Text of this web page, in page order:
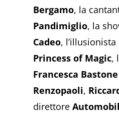
Bergamo, la
Pandimiglio, la
Cadeo, l’illusionista
Princess of Magic,
Francesca Bastone
Renzopaoli,
direttore